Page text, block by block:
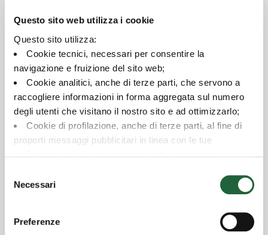
Questo sito web utilizza i cookie
Questo sito utilizza:
Cookie tecnici, necessari per consentire la
navigazione e fruizione del sito web;
Cookie analitici, anche di terze parti, che servono a
raccogliere informazioni in forma aggregata sul numero
degli utenti che visitano il nostro sito e ad ottimizzarlo;
Cookie di profilazione, anche di terze parti, al fine di
proporti messaggi pubblicitari in linea con le tue
in cui potrai modificare la tua scelta in qualsiasi momento
oppure puoi negare l'utilizzo di questi cookie cliccando su
delNecessari
Preferenze
Contenuti correlati
Avviso | 14/07/2026
Avviso ai sottoscrittori: Switch programmato
Avviso | 30/06/2026
Avviso modifiche regolamento Sistema
Euromobiliare
Avviso ai partecipanti: Modifiche al Regolamento
Avviso | 30/06/2026